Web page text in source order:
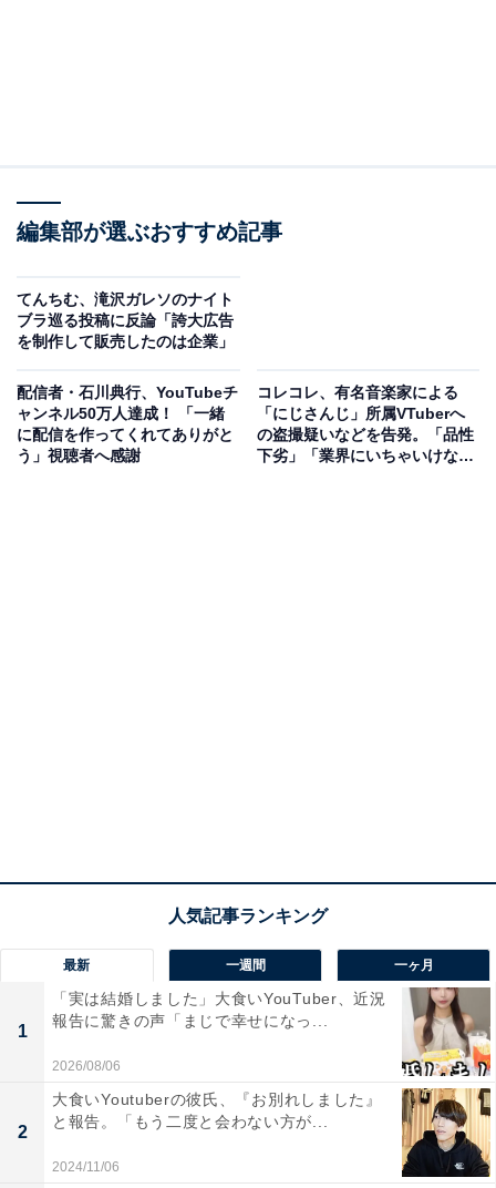
編集部が選ぶおすすめ記事
てんちむ、滝沢ガレソのナイト
ブラ巡る投稿に反論「誇大広告
を制作して販売したのは企業」
配信者・石川典行、YouTubeチ
ャンネル50万人達成！ 「一緒
に配信を作ってくれてありがと
う」視聴者へ感謝
コレコレ、有名音楽家による
「にじさんじ」所属VTuberへ
の盗撮疑いなどを告発。「品性
下劣」「業界にいちゃいけな
最新 一週間 一ヶ月
1
「実は結婚しました」大食いYouTuber、近況
報告に驚きの声「まじで幸せになっ...
2026/08/06
2
大食いYoutuberの彼氏、『お別れしました』
と報告。「もう二度と会わない方が...
2024/11/06